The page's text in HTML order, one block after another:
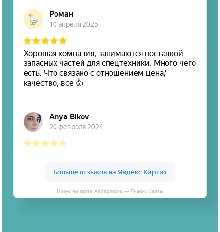
Новус на карте Хабаровска — Яндекс Карты